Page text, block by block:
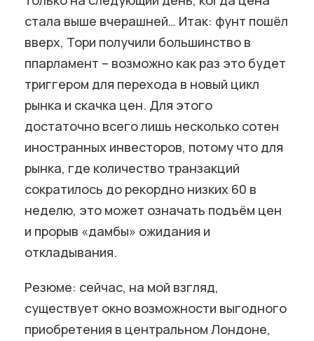
стала выше вчерашней… Итак: фунт пошёл
вверх, Тори получили большинство в
ппарламент – возможно как раз это будет
триггером для перехода в новый цикл
рынка и скачка цен. Для этого
достаточно всего лишь несколько сотен
иностранных инвесторов, потому что для
рынка, где количество транзакций
сократилось до рекордно низких 60 в
неделю, это может означать подъём цен
и прорыв «дамбы» ожидания и
откладывания.
Резюме: сейчас, на мой взгляд,
существует окно возможности выгодного
приобретения в центральном Лондоне,